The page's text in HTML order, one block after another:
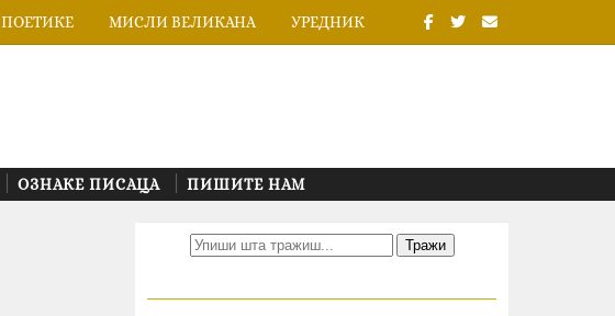
МИСЛИ ВЕЛИКАНА УРЕДНИК
ОЗНАКЕ ПИСАЦА ПИШИТЕ НАМ